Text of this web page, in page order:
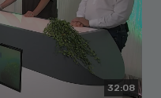
32:08